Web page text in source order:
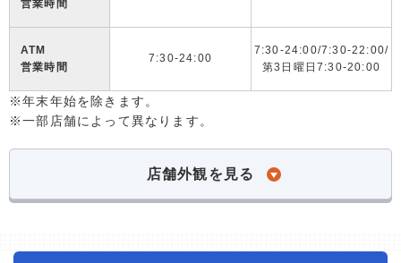
営業時間
ATM
営業時間
7:30-24:00
7:30-24:00/7:30-22:00/
第3日曜日7:30-20:00
※年末年始を除きます。
※一部店舗によって異なります。
店舗外観を見る